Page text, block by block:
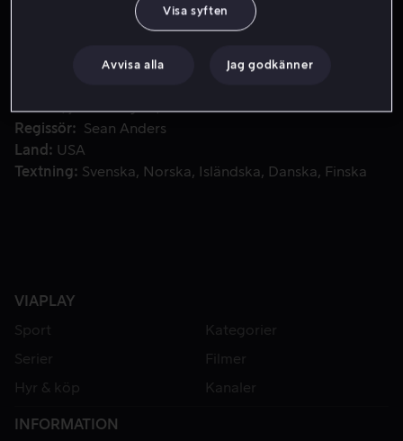
måste Brad och Dusty nu hantera sina påträngande
pappor under semestern.
Regissör
Sean Anders
Land
USA
Textning
Svenska Norska Isländska Danska Finska
VIAPLAY
Sport
Kategorier
Serier
Filmer
Hyr & köp
Kanaler
INFORMATION
Visa syften
Avvisa alla Jag godkänner